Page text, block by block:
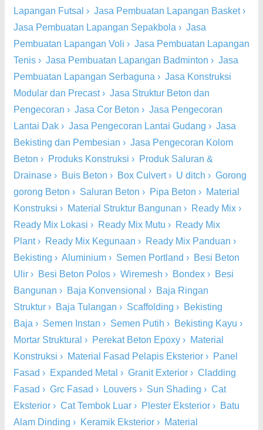
Lapangan Futsal › Jasa Pembuatan Lapangan Basket›
Jasa Pembuatan Lapangan Sepakbola › Jasa
Pembuatan Lapangan Voli › Jasa Pembuatan Lapangan
Tenis › Jasa Pembuatan Lapangan Badminton › Jasa
Pembuatan Lapangan Serbaguna › Jasa Konstruksi
Modular dan Precast› Jasa Struktur Beton dan
Pengecoran › Jasa Cor Beton › Jasa Pengecoran
Lantai Dak › Jasa Pengecoran Lantai Gudang › Jasa
Bekisting dan Pembesian › Jasa Pengecoran Kolom
Beton › Produks Konstruksi › Produk Saluran &
Drainase › Buis Beton › Box Culvert› U ditch › Gorong
gorong Beton › Saluran Beton › Pipa Beton › Material
Konstruksi › Material Struktur Bangunan › Ready Mix ›
Ready Mix Lokasi › Ready Mix Mutu › Ready Mix
Plant› Ready Mix Kegunaan › Ready Mix Panduan ›
Bekisting › Aluminium › Semen Portland › Besi Beton
Ulir › Besi Beton Polos › Wiremesh › Bondex › Besi
Bangunan › Baja Konvensional › Baja Ringan
Struktur › Baja Tulangan › Scaffolding › Bekisting
Baja › Semen Instan › Semen Putih › Bekisting Kayu ›
Mortar Struktural › Perekat Beton Epoxy › Material
Konstruksi › Material Fasad Pelapis Eksterior › Panel
Fasad › Expanded Metal › Granit Exterior › Cladding
Fasad › Grc Fasad › Louvers › Sun Shading › Cat
Eksterior › Cat Tembok Luar › Plester Eksterior › Batu
Alam Dinding › Keramik Eksterior › Material